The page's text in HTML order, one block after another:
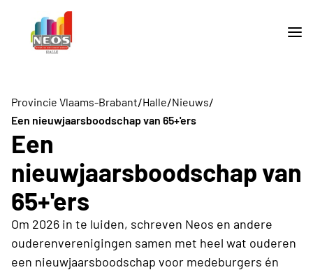
Provincie Vlaams-Brabant/Halle/Nieuws/
Een nieuwjaarsboodschap van 65+'ers
Een
nieuwjaarsboodschap van
65+'ers
Om 2026 in te luiden, schreven Neos en andere
ouderenverenigingen samen met heel wat ouderen
een nieuwjaarsboodschap voor medeburgers én